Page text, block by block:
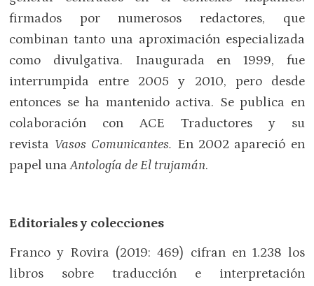
firmados por numerosos redactores, que
combinan tanto una aproximación especializada
como divulgativa. Inaugurada en 1999, fue
interrumpida entre 2005 y 2010, pero desde
entonces se ha mantenido activa. Se publica en
colaboración con ACE Traductores y su
revista Vasos Comunicantes. En 2002 apareció en
papel unaAntología de El trujamán.
Editoriales y colecciones
Franco y Rovira (2019: 469) cifran en 1.238 los
libros sobre traducción e interpretación